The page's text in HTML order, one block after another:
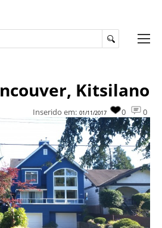
Kitsilano
0
0
Inserido em: 01/11/2017